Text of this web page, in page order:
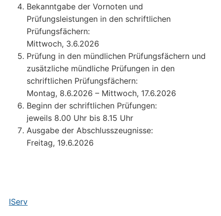
Bekanntgabe der Vornoten und
Prüfungsleistungen in den schriftlichen
Prüfungsfächern:
Mittwoch, 3.6.2026
Prüfung in den mündlichen Prüfungsfächern und
zusätzliche mündliche Prüfungen in den
schriftlichen Prüfungsfächern:
Montag, 8.6.2026 – Mittwoch, 17.6.2026
Beginn der schriftlichen Prüfungen:
jeweils 8.00 Uhr bis 8.15 Uhr
Ausgabe der Abschlusszeugnisse:
Freitag, 19.6.2026
IServ